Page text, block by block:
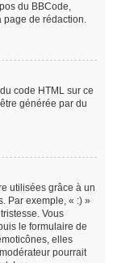
du BBCode,
page de rédaction.
code HTML sur ce
générée par du
utilisées grâce à un
Par exemple, « :) »
Vous
le formulaire de
elles
pourrait